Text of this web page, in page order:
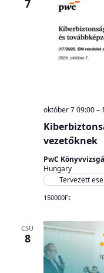
7
vezetőknek
október 7 09:00–
PwC
Hungary
Tervezett
150000Ft
CSÜ
8